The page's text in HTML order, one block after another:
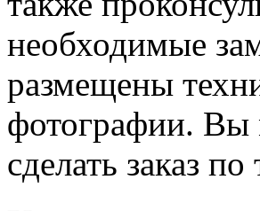
необходимые
размещены
фотографии. Вы
сделать заказ